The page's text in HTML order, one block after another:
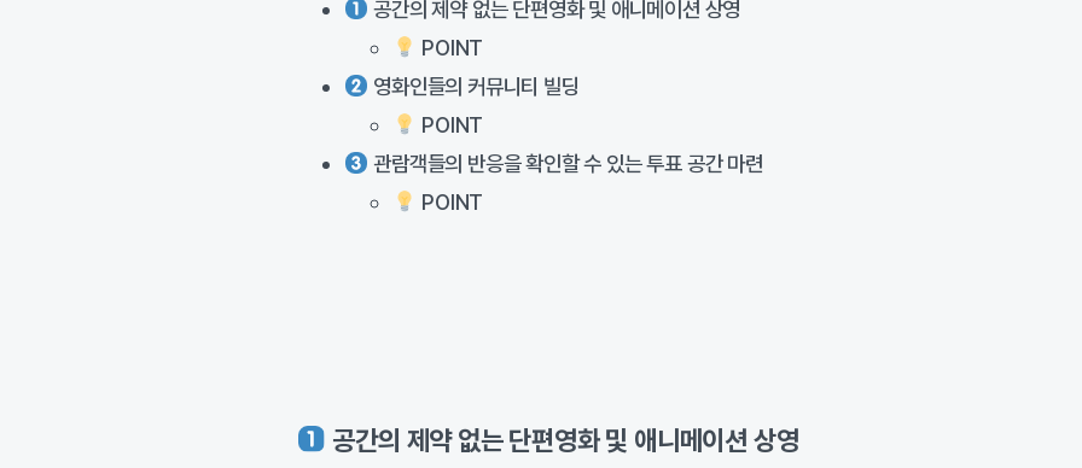
공간의 제약 없는 단편영화 및 애니메이션 상영
POINT
영화인들의 커뮤니티 빌딩
POINT
관람객들의 반응을 확인할 수 있는 투표 공간 마련
POINT
공간의 제약 없는 단편영화 및 애니메이션 상영